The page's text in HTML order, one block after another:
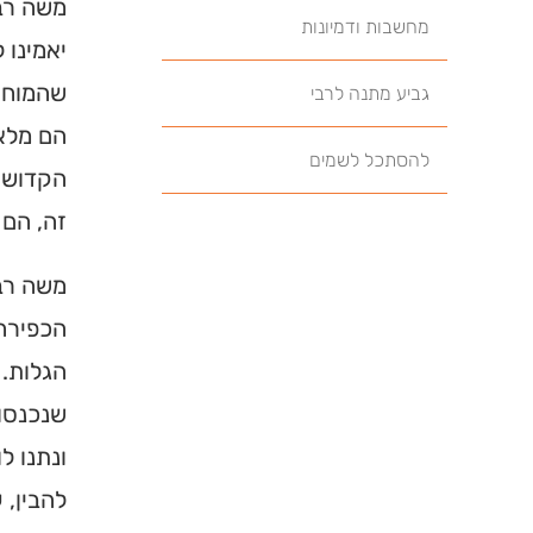
מחשבות ודמיונות
גביע מתנה לרבי
להסתכל לשמים
משה
הם
זה, הם
משה
ונתנו